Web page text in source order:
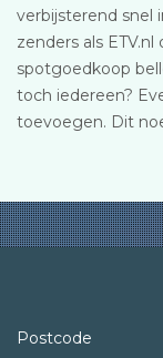
verbijsterend snel
zenders als
spotgoedkoop
toch iedereen?
toevoegen. Dit
Postcode